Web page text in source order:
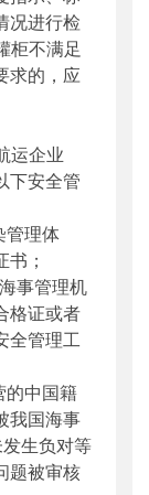
况进行检
柜不满足
求的，应
运企业
下安全管
理体
；
事管理机
格证或者
全管理工
中国籍
我国海事
生负对等
题被审核